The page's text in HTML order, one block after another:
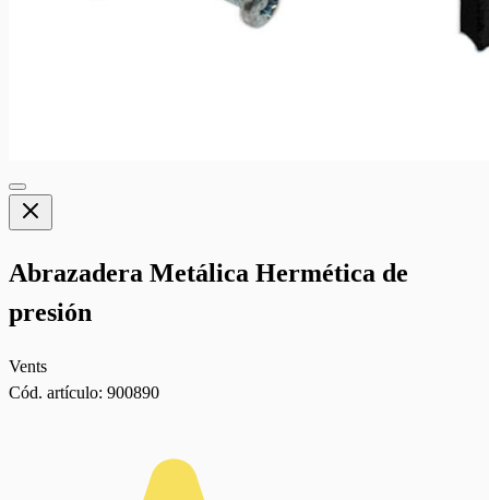
Abrazadera Metálica Hermética de
presión
Vents
Cód. artículo: 900890